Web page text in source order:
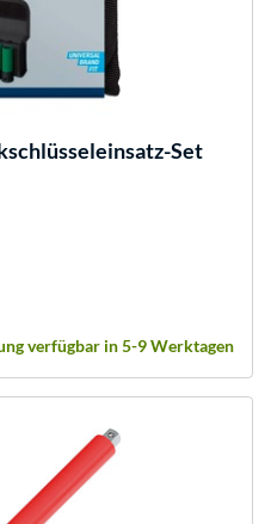
Set
verfügbar in 5-9 Werktagen